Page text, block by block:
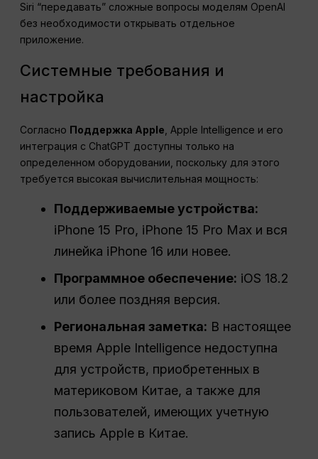
Siri “передавать” сложные вопросы моделям OpenAI
без необходимости открывать отдельное
приложение.
Системные требования и
настройка
Согласно Поддержка Apple, Apple Intelligence и его
интеграция с ChatGPT доступны только на
определенном оборудовании, поскольку для этого
требуется высокая вычислительная мощность:
Поддерживаемые устройства:
iPhone 15 Pro, iPhone 15 Pro Max и вся
линейка iPhone 16 или новее.
Программное обеспечение: iOS 18.2
или более поздняя версия.
Региональная заметка: В настоящее
время Apple Intelligence недоступна
для устройств, приобретенных в
материковом Китае, а также для
пользователей, имеющих учетную
запись Apple в Китае.